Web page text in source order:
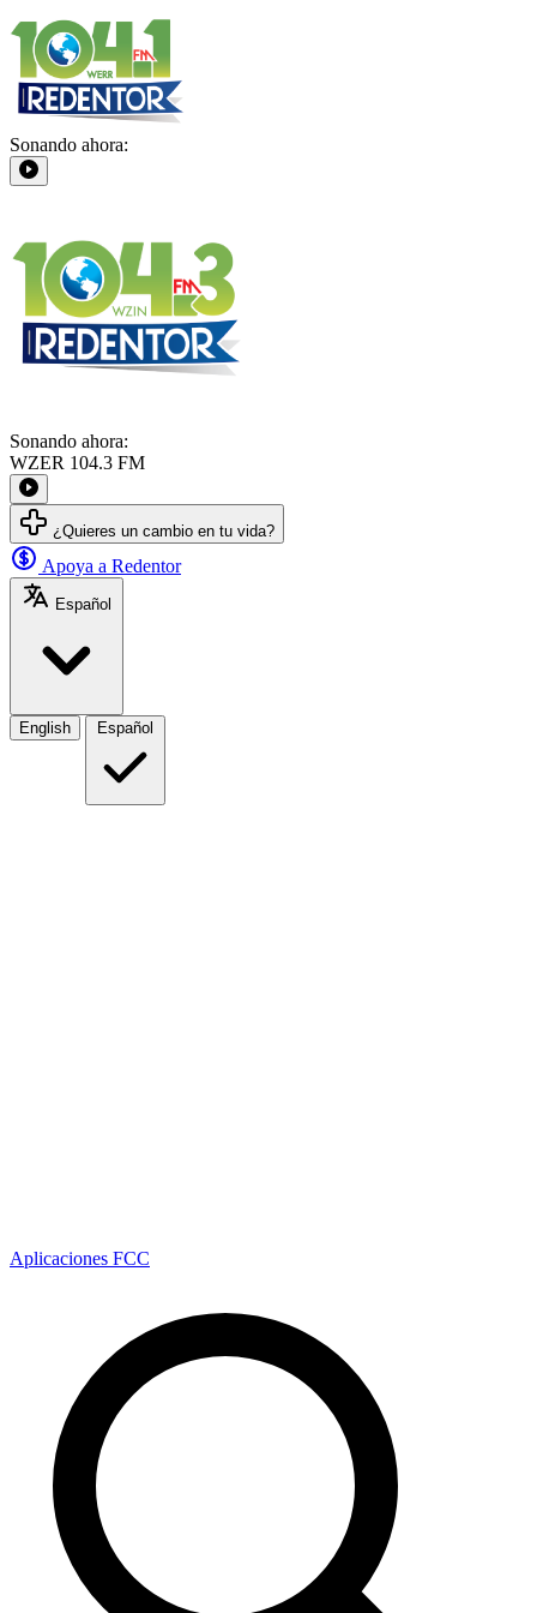
Sonando ahora:
Sonando ahora:
WZER 104.3 FM
¿Quieres un cambio en tu vida?
Apoya a Redentor
Español
English Español
Aplicaciones FCC